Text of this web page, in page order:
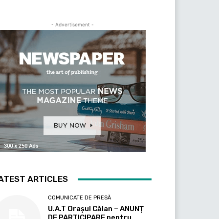
- Advertisement -
ARTICLES
COMUNICATE DE PRESĂ
U.A.T Orașul Călan – ANUNȚ